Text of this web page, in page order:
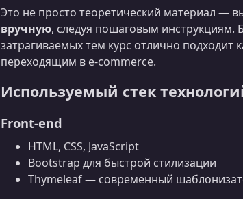
Это не просто теоретический материал —
вручную, следуя пошаговым инструкциям.
затрагиваемых тем курс отлично подходит
переходящим в e-commerce.
Используемый стек
Front-end
HTML, CSS, JavaScript
Bootstrap для быстрой стилизации
Thymeleaf — современный